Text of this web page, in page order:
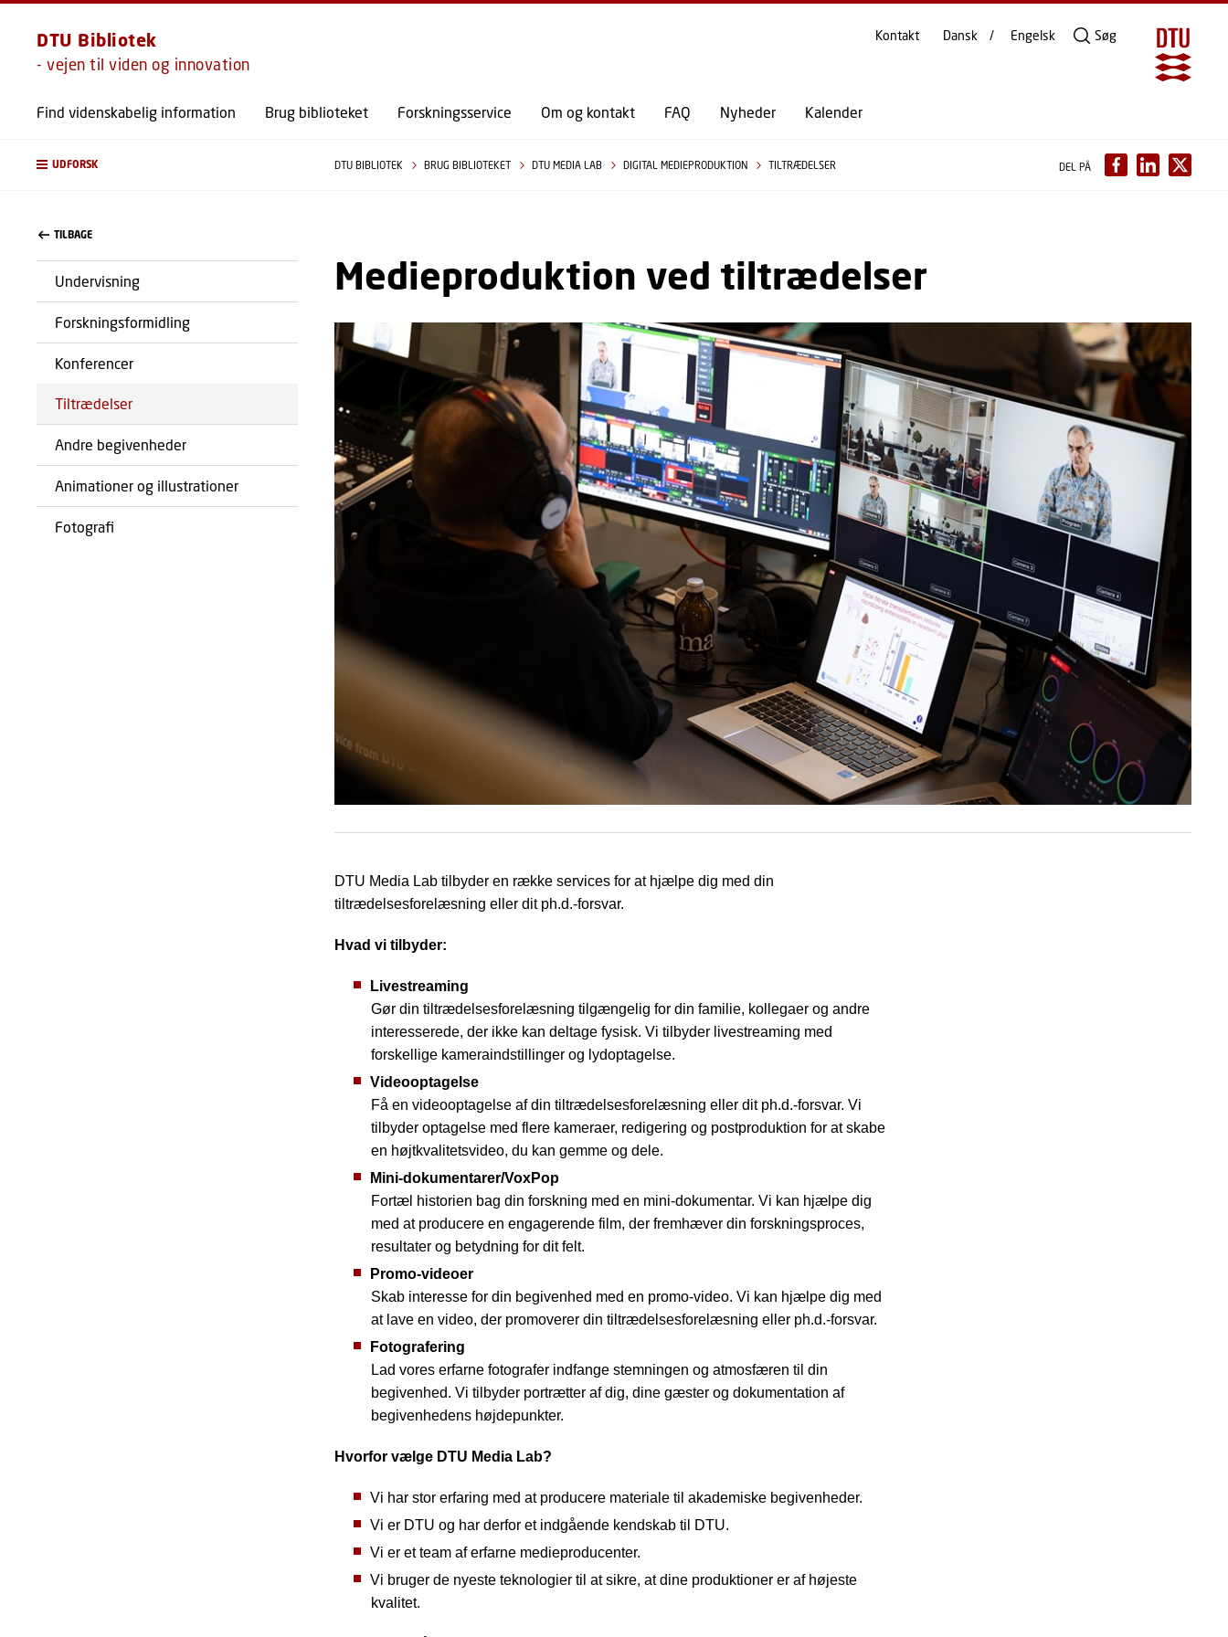
GÅ TIL PRIMÆRT INDHOLD (TRYK ENTER).
DTU Bibliotek
- vejen til viden og innovation
Find videnskabelig information Brug biblioteket Forskningsservice Om og kontakt FAQ Nyheder Kalender
Kontakt Dansk Engelsk Søg
UDFORSK DTU BIBLIOTEK BRUG BIBLIOTEKET DTU MEDIA LAB DIGITAL MEDIEPRODUKTION TILTRÆDELSER DEL PÅ
TILBAGE
Undervisning
Forskningsformidling
Konferencer
Tiltrædelser
Andre begivenheder
Animationer og illustrationer
Fotografi
Medieproduktion ved tiltrædelser
DTU Media Lab tilbyder en række services for at hjælpe dig med din
tiltrædelsesforelæsning eller dit ph.d.-forsvar.
Hvad vi tilbyder:
Livestreaming
Gør din tiltrædelsesforelæsning tilgængelig for din familie, kollegaer og andre
interesserede, der ikke kan deltage fysisk. Vi tilbyder livestreaming med
forskellige kameraindstillinger og lydoptagelse.
Videooptagelse
Få en videooptagelse af din tiltrædelsesforelæsning eller dit ph.d.-forsvar. Vi
tilbyder optagelse med flere kameraer, redigering og postproduktion for at skabe
en højtkvalitetsvideo, du kan gemme og dele.
Mini-dokumentarer/VoxPop
Fortæl historien bag din forskning med en mini-dokumentar. Vi kan hjælpe dig
med at producere en engagerende film, der fremhæver din forskningsproces,
resultater og betydning for dit felt.
Promo-videoer
Skab interesse for din begivenhed med en promo-video. Vi kan hjælpe dig med
at lave en video, der promoverer din tiltrædelsesforelæsning eller ph.d.-forsvar.
Fotografering
Lad vores erfarne fotografer indfange stemningen og atmosfæren til din
begivenhed. Vi tilbyder portrætter af dig, dine gæster og dokumentation af
begivenhedens højdepunkter.
Hvorfor vælge DTU Media Lab?
Vi har stor erfaring med at producere materiale til akademiske begivenheder.
Vi er DTU og har derfor et indgående kendskab til DTU.
Vi er et team af erfarne medieproducenter.
Vi bruger de nyeste teknologier til at sikre, at dine produktioner er af højeste
kvalitet.